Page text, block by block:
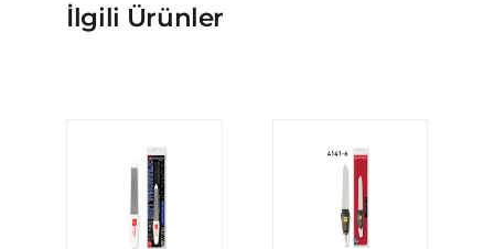
İlgili Ürünler